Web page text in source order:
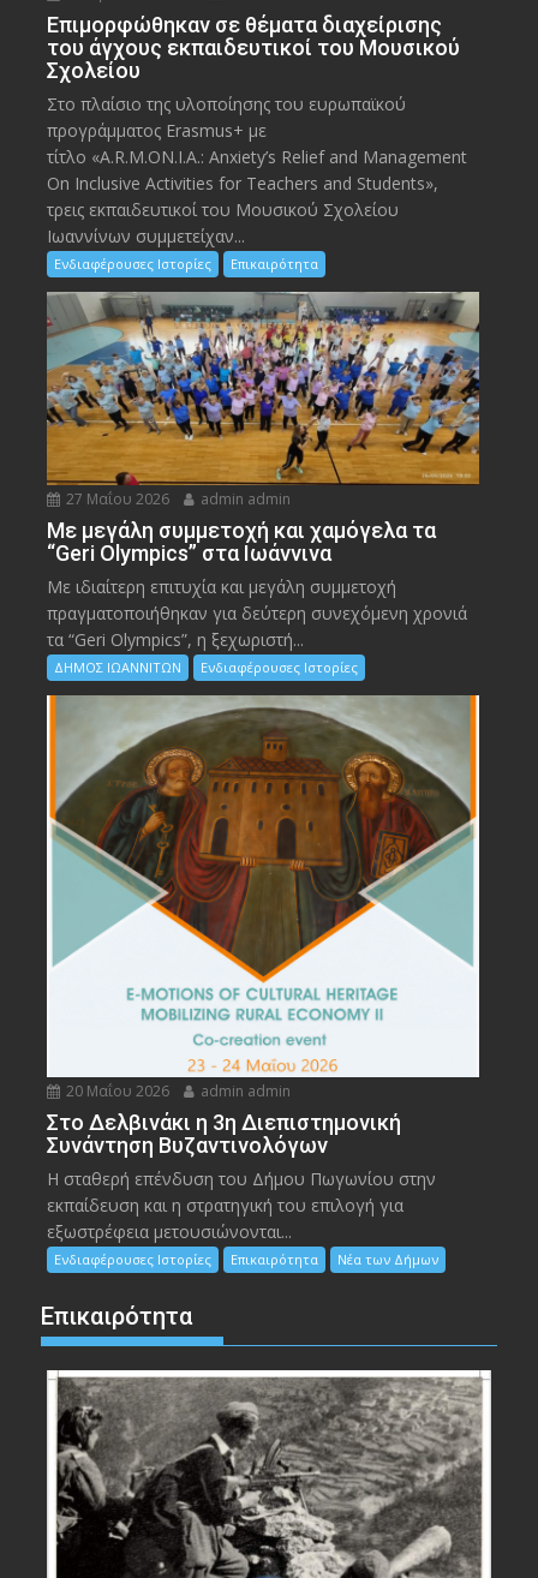
Eπιμορφώθηκαν σε θέματα διαχείρισης
του άγχους εκπαιδευτικοί του Μουσικού
Σχολείου
Στο πλαίσιο της υλοποίησης του ευρωπαϊκού
προγράμματος Erasmus+ με
τίτλο «A.R.M.ON.I.A.: Anxiety’s Relief and Management
On Inclusive Activities for Teachers and Students»,
τρεις εκπαιδευτικοί του Μουσικού Σχολείου
Ιωαννίνων συμμετείχαν...
Ενδιαφέρουσες Ιστορίες Επικαιρότητα
27 Μαΐου 2026 admin admin
Με μεγάλη συμμετοχή και χαμόγελα τα
“Geri Olympics” στα Ιωάννινα
Με ιδιαίτερη επιτυχία και μεγάλη συμμετοχή
πραγματοποιήθηκαν για δεύτερη συνεχόμενη χρονιά
τα “Geri Olympics”, η ξεχωριστή...
ΔΗΜΟΣ ΙΩΑΝΝΙΤΩΝ Ενδιαφέρουσες Ιστορίες
20 Μαΐου 2026 admin admin
Στο Δελβινάκι η 3η Διεπιστημονική
Συνάντηση Βυζαντινολόγων
Η σταθερή επένδυση του Δήμου Πωγωνίου στην
εκπαίδευση και η στρατηγική του επιλογή για
εξωστρέφεια μετουσιώνονται...
Ενδιαφέρουσες Ιστορίες Επικαιρότητα Νέα των Δήμων
Επικαιρότητα